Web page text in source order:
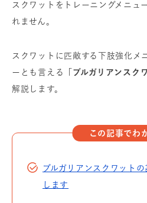
スクワットをトレーニングメニュ
れません。
スクワットに匹敵する下肢強化メ
ーとも言える
「ブルガリアンスク
解説します。
この記事でわ
ブルガリアンスクワット
します